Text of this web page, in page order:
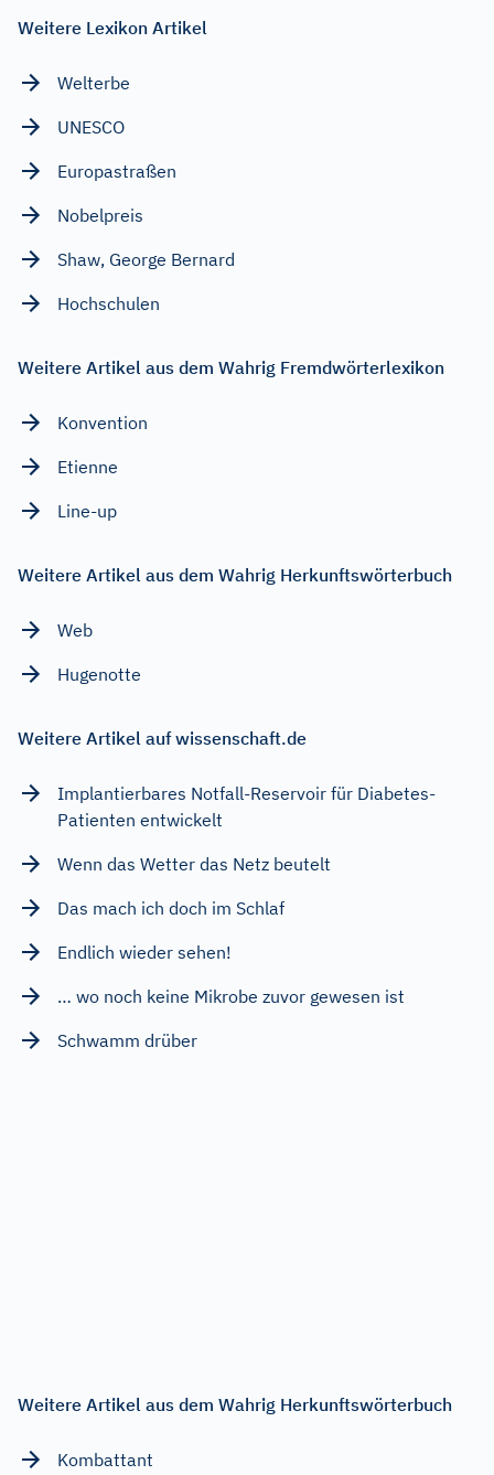
Weitere Lexikon Artikel
Welterbe
UNESCO
Europastraßen
Nobelpreis
Shaw, George Bernard
Hochschulen
Weitere Artikel aus dem Wahrig Fremdwörterlexikon
Konvention
Etienne
Line-up
Weitere Artikel aus dem Wahrig Herkunftswörterbuch
Web
Hugenotte
Weitere Artikel auf wissenschaft.de
Implantierbares Notfall-Reservoir für Diabetes-
Patienten entwickelt
Wenn das Wetter das Netz beutelt
Das mach ich doch im Schlaf
Endlich wieder sehen!
… wo noch keine Mikrobe zuvor gewesen ist
Schwamm drüber
Weitere Artikel aus dem Wahrig Herkunftswörterbuch
Kombattant